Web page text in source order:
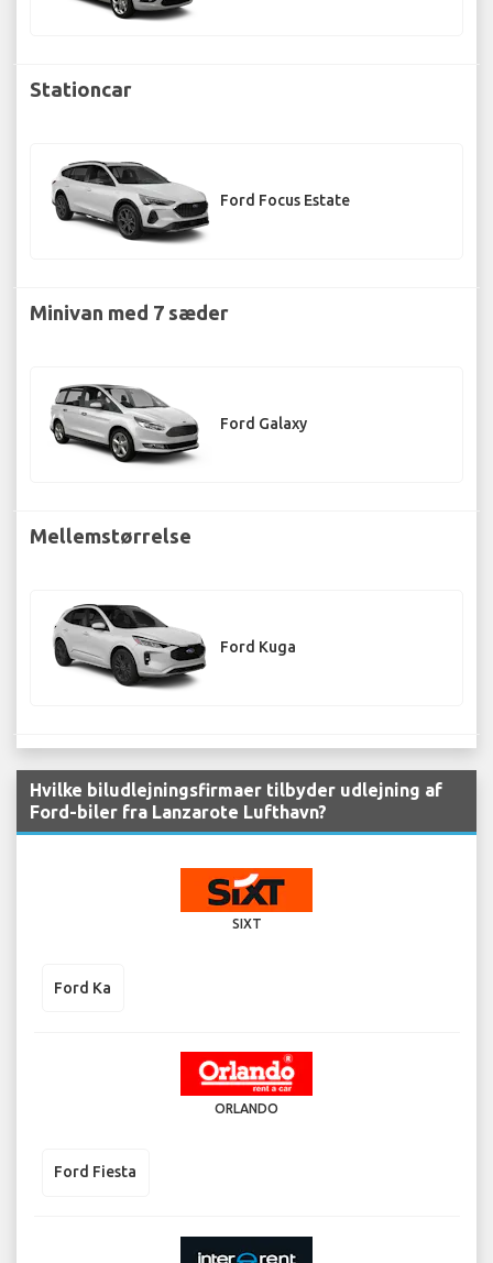
Stationcar
Ford Focus Estate
Minivan med 7 sæder
Ford Galaxy
Mellemstørrelse
Ford Kuga
Hvilke biludlejningsfirmaer tilbyder udlejning af
Ford-biler fra Lanzarote Lufthavn?
SIXT
Ford Ka
ORLANDO
Ford Fiesta